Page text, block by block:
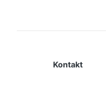
Kontakt